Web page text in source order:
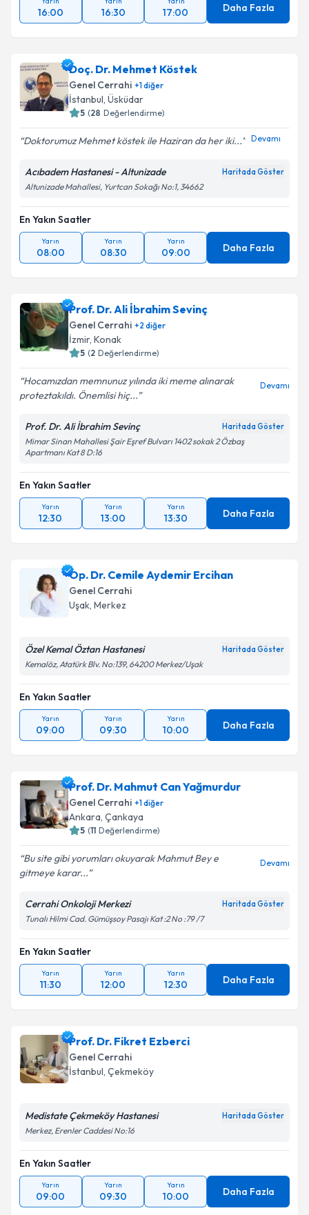
16:00 16:30 17:00 Daha Fazla
Doç. Dr. Mehmet Köstek
Genel Cerrahi +1diğer
İstanbul, Üsküdar
5 (28 Değerlendirme)
Doktorumuz Mehmet köstek ile Haziran da her iki... Devamı
Acıbadem Hastanesi - Altunizade Haritada Göster
Altunizade Mahallesi, Yurtcan Sokağı No:1, 34662
En Yakın Saatler
Yarın
08:00
Yarın
08:30
Yarın
09:00 Daha Fazla
Prof. Dr. Ali İbrahim Sevinç
Genel Cerrahi +2 diğer
İzmir, Konak
5 (2 Değerlendirme)
Hocamızdan memnunuz yılında iki meme alınarak
proteztakıldı. Önemlisi hiç...
Devamı
Prof. Dr. Ali İbrahim Sevinç Haritada Göster
Mimar Sinan Mahallesi Şair Eşref Bulvarı 1402 sokak 2 Özbaş
Apartmanı Kat 8 D:16
En Yakın Saatler
Yarın
12:30
Yarın
13:00
Yarın
13:30 Daha Fazla
Op. Dr. Cemile Aydemir Ercihan
Genel Cerrahi
Uşak, Merkez
Özel Kemal Öztan Hastanesi Haritada Göster
Kemalöz, Atatürk Blv. No:139, 64200 Merkez/Uşak
En Yakın Saatler
Yarın
09:00
Yarın
09:30
Yarın
10:00 Daha Fazla
Prof. Dr. Mahmut Can Yağmurdur
Genel Cerrahi +1diğer
Ankara, Çankaya
5 (11 Değerlendirme)
Bu site gibi yorumları okuyarak Mahmut Bey e
gitmeye karar...
Devamı
Cerrahi Onkoloji Merkezi Haritada Göster
Tunalı Hilmi Cad. Gümüşsoy Pasajı Kat :2 No :79 /7
En Yakın Saatler
Yarın
11:30
Yarın
12:00
Yarın
12:30 Daha Fazla
Prof. Dr. Fikret Ezberci
Genel Cerrahi
İstanbul, Çekmeköy
Medistate Çekmeköy Hastanesi Haritada Göster
Merkez, Erenler Caddesi No:16
En Yakın Saatler
Yarın
09:00
Yarın
09:30
Yarın
10:00 Daha Fazla